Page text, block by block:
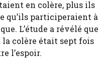
en colère, plus ils
qu’ils participeraient à
L’étude a révélé que
colère était sept fois
l’espoir.